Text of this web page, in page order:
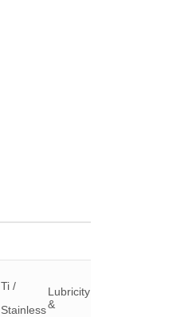
Ti /
Stainless
Lubricity
&